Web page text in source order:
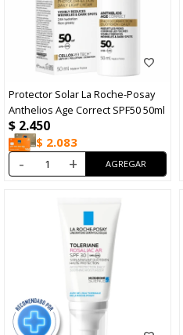
Protector Solar La Roche-Posay
Anthelios Age Correct SPF50 50ml
$ 2.450
$ 2.083
- +